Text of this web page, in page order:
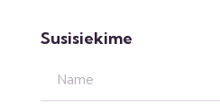
Susisiekime